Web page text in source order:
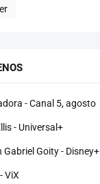
- Canal 5, agosto
- Universal+
Goity - Disney+
ViX